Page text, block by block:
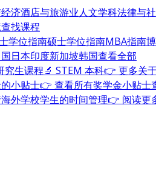
济酒店与旅游业人文学科法律与
查找课程
学位指南硕士学位指南MBA指南
日本印度新加坡韩国查看全部
究生课程🔬 STEM 本科👉 更多关
小贴士👉 查看所有奖学金小贴士
外学校学生的时间管理👉 阅读更